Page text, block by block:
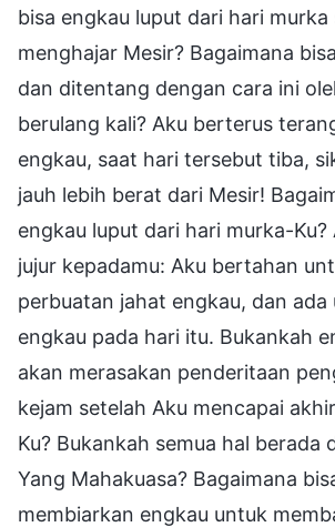
bisa engkau luput dari hari murka
menghajar Mesir? Bagaimana
dan ditentang dengan cara ini
berulang kali? Aku berterus
engkau, saat hari tersebut tiba,
jauh lebih berat dari Mesir!
engkau luput dari hari murka-Ku?
jujur kepadamu: Aku bertahan
perbuatan jahat engkau, dan ada
engkau pada hari itu. Bukankah
akan merasakan penderitaan
kejam setelah Aku mencapai
Ku? Bukankah semua hal berada
Yang Mahakuasa? Bagaimana
membiarkan engkau untuk